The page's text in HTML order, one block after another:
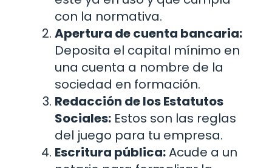
con la normativa.
Apertura de cuenta bancaria:
Deposita el capital mínimo en
una cuenta a nombre de la
sociedad en formación.
Redacción de los Estatutos
Sociales: Estos son las reglas
del juego para tu empresa.
Escritura pública:Acude a un